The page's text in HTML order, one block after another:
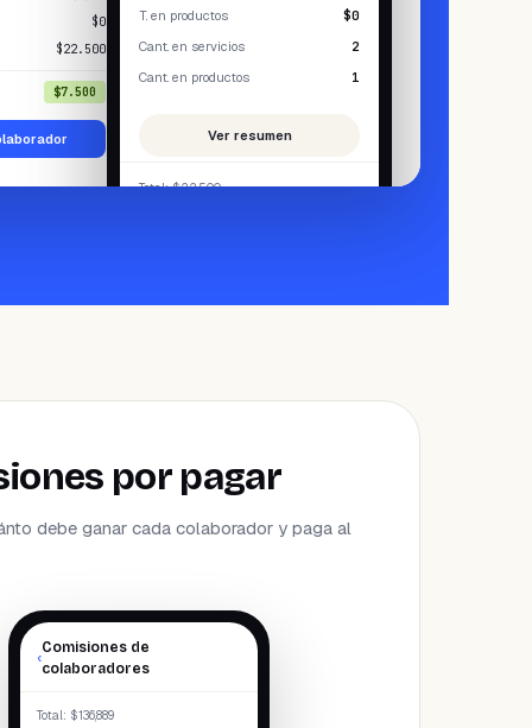
$0
$22.500
$7.500
Total de ganancias
$35.000
T. en productos
$0
Cant. en servicios
2
Cant. en productos
1
Ver resumen
Total: $22.500
por pagar
debe ganar cada colaborador y paga al
‹
Comisiones de
colaboradores
Total: $136,889